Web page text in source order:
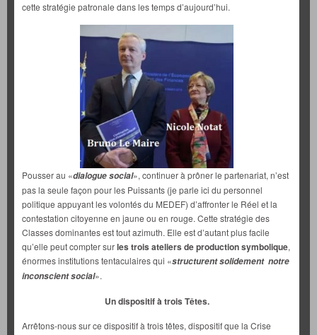
cette stratégie patronale dans les temps d’aujourd’hui.
Pousser au «dialogue social», continuer à prôner le partenariat, n’est
pas la seule façon pour les Puissants (je parle ici du personnel
politique appuyant les volontés du MEDEF) d’affronter le Réel et la
contestation citoyenne en jaune ou en rouge. Cette stratégie des
Classes dominantes est tout azimuth. Elle est d’autant plus facile
qu’elle peut compter surles trois ateliers de production symbolique,
énormes institutions tentaculaires qui «structurent solidement notre
inconscient social».
Un dispositif à trois Têtes.
Arrêtons-nous sur ce dispositif à trois têtes, dispositif que la Crise